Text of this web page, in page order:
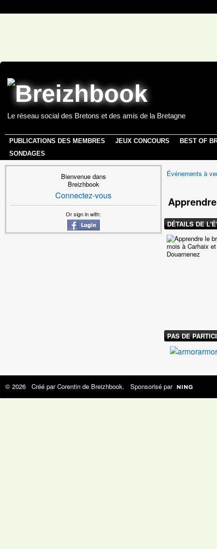
Le réseau social des Bretons et des amis de la Bretagne
PUBLICATIONS DES MEMBRES JEUX CONCOURS
BEST OF
SONDAGES
Bienvenue dans
Breizhbook
Connectez-vous
Or sign in with:
Événements à
DÉTAILS DE
PAS DE
armor
© 2026 Créé parCorentin de Breizhbook. Sponsorisé par